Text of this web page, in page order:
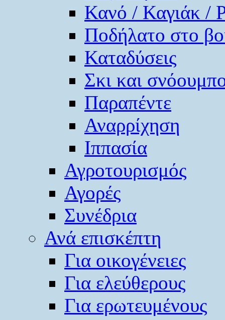
Κανό / Καγιάκ /
Ποδήλατο στο
Καταδύσεις
Σκι και
Παραπέντε
Αναρρίχηση
Ιππασία
Αγροτουρισμός
Αγορές
Συνέδρια
Ανά επισκέπτη
Για οικογένειες
Για ελεύθερους
Για ερωτευμένους